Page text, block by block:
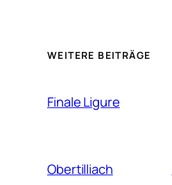
WEITERE BEITRÄGE
Finale Ligure
Obertilliach